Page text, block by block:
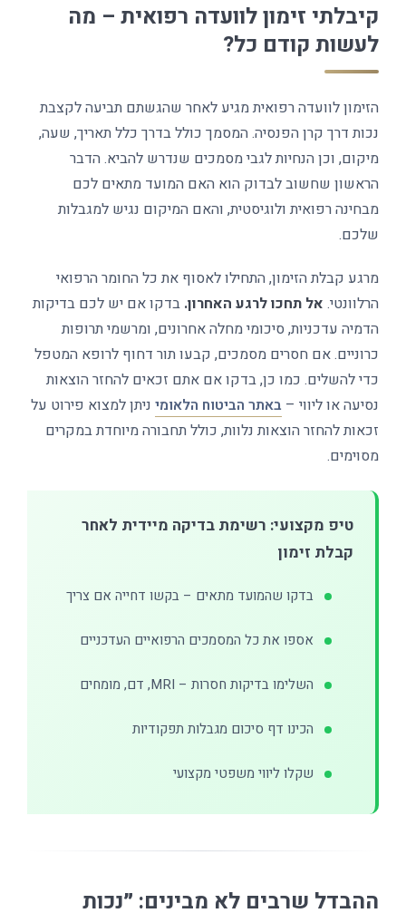
קיבלתי זימון לוועדה רפואית – מה
לעשות קודם כל?
הזימון לוועדה רפואית מגיע לאחר שהגשתם תביעה לקצבת
נכות דרך קרן הפנסיה. המסמך כולל בדרך כלל תאריך, שעה,
מיקום, וכן הנחיות לגבי מסמכים שנדרש להביא. הדבר
הראשון שחשוב לבדוק הוא האם המועד מתאים לכם
מבחינה רפואית ולוגיסטית, והאם המיקום נגיש למגבלות
שלכם.
מרגע קבלת הזימון, התחילו לאסוף את כל החומר הרפואי
הרלוונטי. אל תחכו לרגע האחרון. בדקו אם יש לכם בדיקות
הדמיה עדכניות, סיכומי מחלה אחרונים, ומרשמי תרופות
כרוניים. אם חסרים מסמכים, קבעו תור דחוף לרופא המטפל
כדי להשלים. כמו כן, בדקו אם אתם זכאים להחזר הוצאות
נסיעה או ליווי – באתר הביטוח הלאומי ניתן למצוא פירוט על
זכאות להחזר הוצאות נלוות, כולל תחבורה מיוחדת במקרים
מסוימים.
טיפ מקצועי: רשימת בדיקה מיידית לאחר
קבלת זימון
בדקו שהמועד מתאים – בקשו דחייה אם צריך
אספו את כל המסמכים הרפואיים העדכניים
השלימו בדיקות חסרות – MRI, דם, מומחים
הכינו דף סיכום מגבלות תפקודיות
שקלו ליווי משפטי מקצועי
ההבדל שרבים לא מבינים: ״נכות